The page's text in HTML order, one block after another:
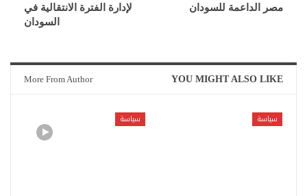
مصر الداعمة للسودان
لإدارة الفترة الانتقالية في
السودان
YOU MIGHT ALSO LIKE
More From Author
سياسة سياسة